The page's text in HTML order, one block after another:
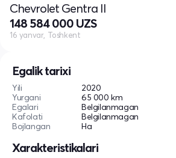
Egalik tarixi
Yili
2020
Yurgani
65 000 km
Egalari
Belgilanmagan
Kafolati
Belgilanmagan
Bojlangan
Ha
Xarakteristikalari
Chevrolet Gentra II
148 584 000 UZS
16 yanvar, Toshkent